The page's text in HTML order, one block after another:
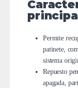
Permite
patinete,
sistema
Repuesto
apagada,